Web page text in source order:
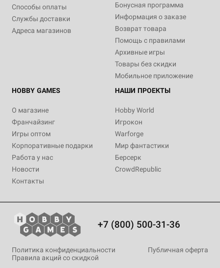
Способы оплаты
Службы доставки
Адреса магазинов
Бонусная программа
Информация о заказе
Возврат товара
Помощь с правилами
Архивные игры
Товары без скидки
Мобильное приложение
HOBBY GAMES
О магазине
Франчайзинг
Игры оптом
Корпоративные подарки
Работа у нас
Новости
Контакты
НАШИ ПРОЕКТЫ
Hobby World
Игрокон
Warforge
Мир фантастики
Берсерк
CrowdRepublic
+7 (800) 500-31-36
Политика конфиденциальности
Публичная оферта
Правила акций со скидкой